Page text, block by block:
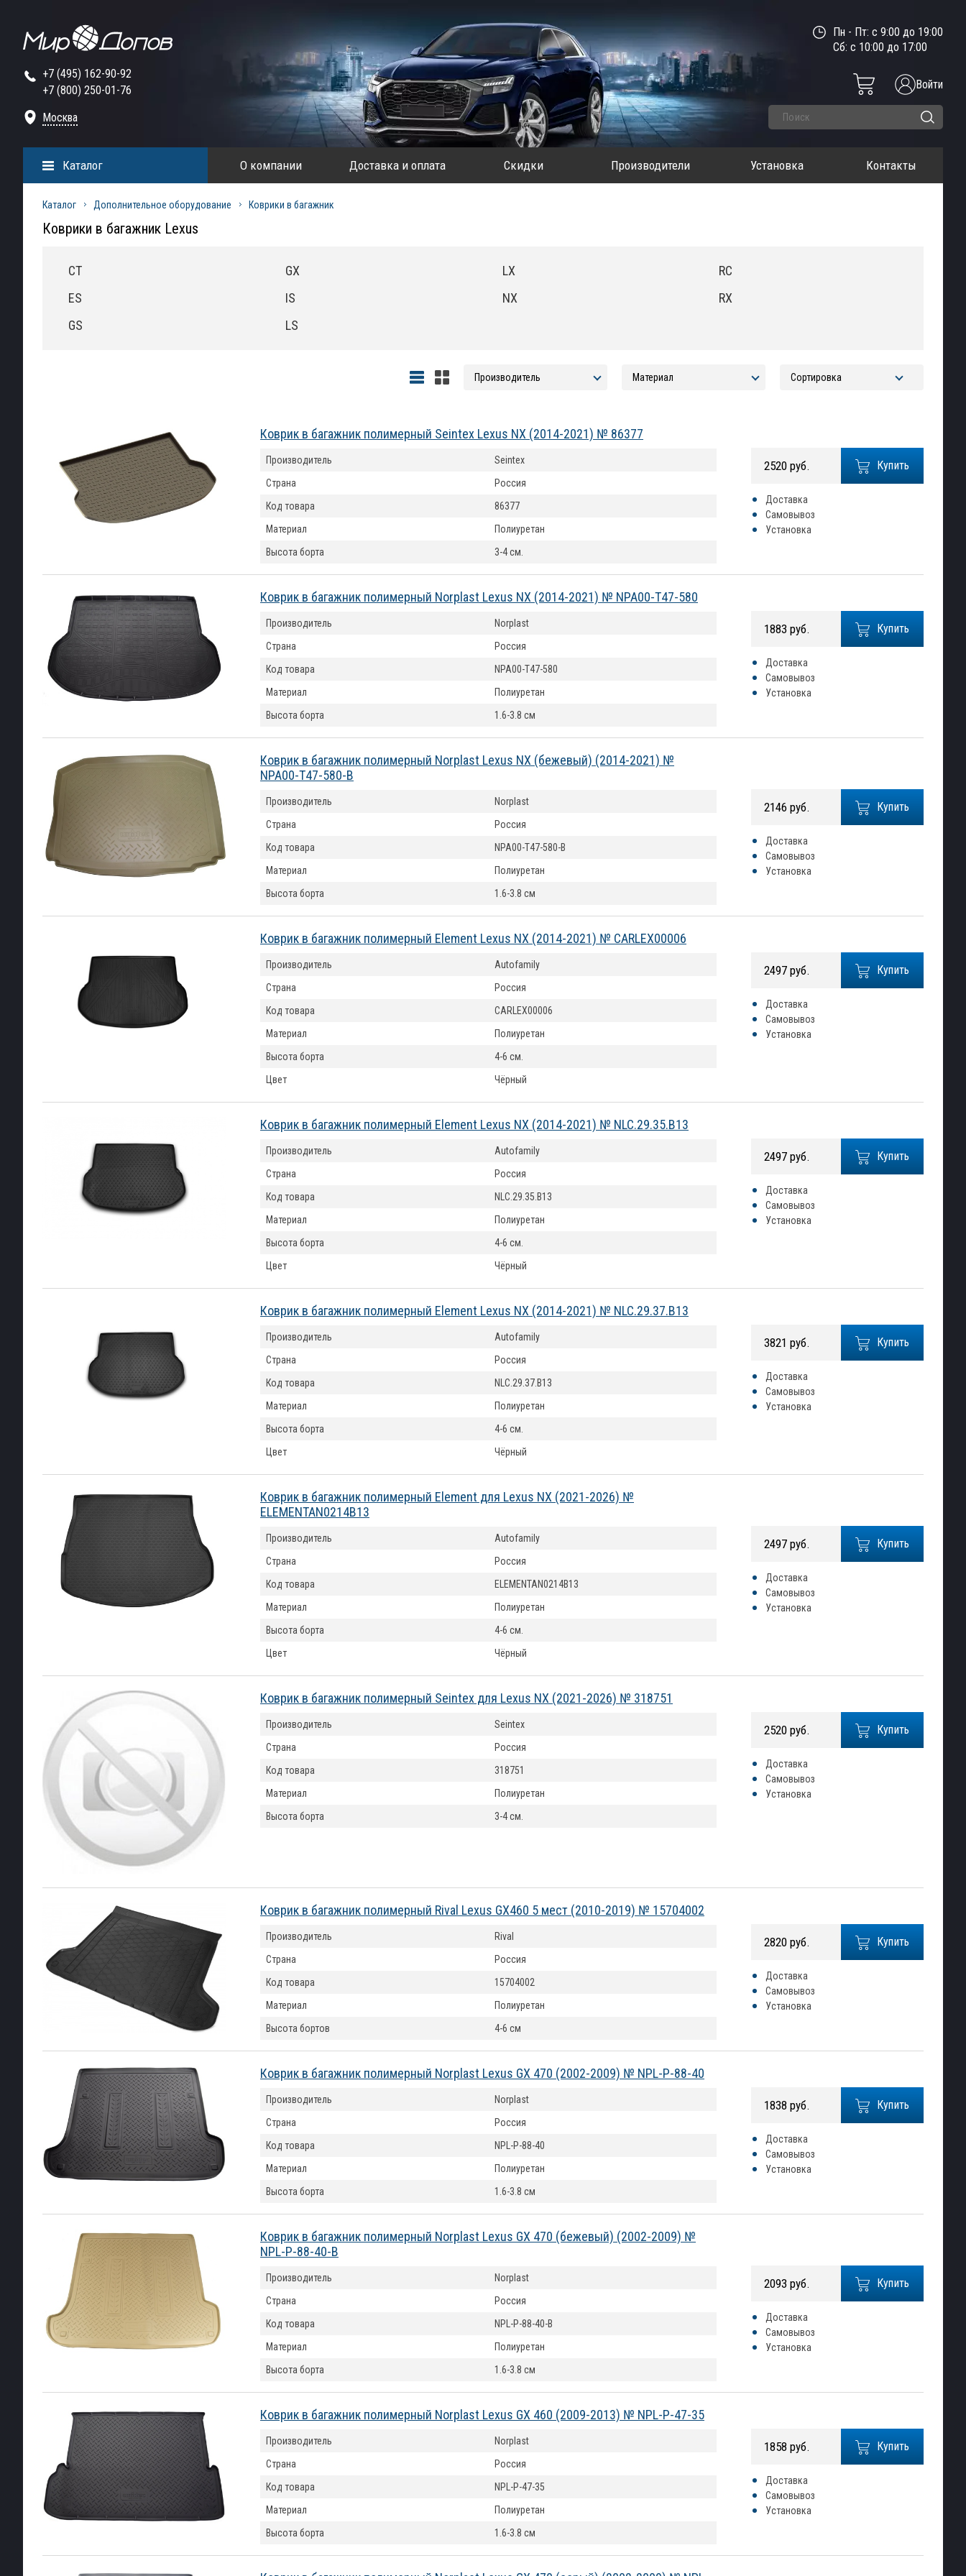
+7 (495) 162-90-92
+7 (800) 250-01-76
Москва
Пн - Пт: с 9:00 до 19:00
Сб: с 10:00 до 17:00
Войти
О компании Доставка и оплата Скидки Производители Установка Контакты
Каталог
Каталог Дополнительное оборудование Коврики в багажник
Коврики в багажник Lexus
CT
ES
GS
GX
IS
LS
LX
NX
RC
RX
Коврик в багажник полимерный Seintex Lexus NX (2014-2021) № 86377
Купить
2520 руб.
Доставка
Самовывоз
Установка
Производитель
Seintex
Страна
Россия
Код товара
86377
Материал
Полиуретан
Высота борта
3-4 см.
Коврик в багажник полимерный Norplast Lexus NX (2014-2021) № NPA00-T47-580
Купить
1883 руб.
Доставка
Самовывоз
Установка
Производитель
Norplast
Страна
Россия
Код товара
NPA00-T47-580
Материал
Полиуретан
Высота борта
1.6-3.8 см
Коврик в багажник полимерный Norplast Lexus NX (бежевый) (2014-2021) №
NPA00-T47-580-B
Купить
2146 руб.
Доставка
Самовывоз
Установка
Производитель
Norplast
Страна
Россия
Код товара
NPA00-T47-580-B
Материал
Полиуретан
Высота борта
1.6-3.8 см
Коврик в багажник полимерный Element Lexus NX (2014-2021) № CARLEX00006
Купить
2497 руб.
Доставка
Самовывоз
Установка
Производитель
Autofamily
Страна
Россия
Код товара
CARLEX00006
Материал
Полиуретан
Высота борта
4-6 см.
Цвет
Чёрный
Коврик в багажник полимерный Element Lexus NX (2014-2021) № NLC.29.35.B13
Купить
2497 руб.
Доставка
Самовывоз
Установка
Производитель
Autofamily
Страна
Россия
Код товара
NLC.29.35.B13
Материал
Полиуретан
Высота борта
4-6 см.
Цвет
Чёрный
Коврик в багажник полимерный Element Lexus NX (2014-2021) № NLC.29.37.B13
Купить
3821 руб.
Доставка
Самовывоз
Установка
Производитель
Autofamily
Страна
Россия
Код товара
NLC.29.37.B13
Материал
Полиуретан
Высота борта
4-6 см.
Цвет
Чёрный
Коврик в багажник полимерный Element для Lexus NX (2021-2026) №
ELEMENTAN0214B13
Купить
2497 руб.
Доставка
Самовывоз
Установка
Производитель
Autofamily
Страна
Россия
Код товара
ELEMENTAN0214B13
Материал
Полиуретан
Высота борта
4-6 см.
Цвет
Чёрный
Коврик в багажник полимерный Seintex для Lexus NX (2021-2026) № 318751
Купить
2520 руб.
Доставка
Самовывоз
Установка
Производитель
Seintex
Страна
Россия
Код товара
318751
Материал
Полиуретан
Высота борта
3-4 см.
Коврик в багажник полимерный Rival Lexus GX460 5 мест (2010-2019) № 15704002
Купить
2820 руб.
Доставка
Самовывоз
Установка
Производитель
Rival
Страна
Россия
Код товара
15704002
Материал
Полиуретан
Высота бортов
4-6 см
Коврик в багажник полимерный Norplast Lexus GX 470 (2002-2009) № NPL-P-88-40
Купить
1838 руб.
Доставка
Самовывоз
Установка
Производитель
Norplast
Страна
Россия
Код товара
NPL-P-88-40
Материал
Полиуретан
Высота борта
1.6-3.8 см
Коврик в багажник полимерный Norplast Lexus GX 470 (бежевый) (2002-2009) №
NPL-P-88-40-B
Купить
2093 руб.
Доставка
Самовывоз
Установка
Производитель
Norplast
Страна
Россия
Код товара
NPL-P-88-40-B
Материал
Полиуретан
Высота борта
1.6-3.8 см
Коврик в багажник полимерный Norplast Lexus GX 460 (2009-2013) № NPL-P-47-35
Купить
1858 руб.
Доставка
Самовывоз
Установка
Производитель
Norplast
Страна
Россия
Код товара
NPL-P-47-35
Материал
Полиуретан
Высота борта
1.6-3.8 см